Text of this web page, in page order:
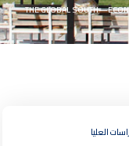
THE GLOBAL
العليا